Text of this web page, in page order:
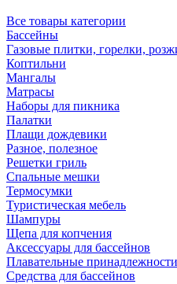
Все товары категории
Бассейны
Газовые плитки, горелки,
Коптильни
Мангалы
Матрасы
Наборы для пикника
Палатки
Плащи дождевики
Разное, полезное
Решетки гриль
Спальные мешки
Термосумки
Туристическая мебель
Шампуры
Щепа для копчения
Аксессуары для бассейнов
Плавательные принадлежности
Средства для бассейнов